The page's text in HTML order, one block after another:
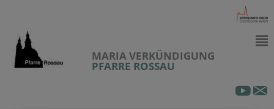
MARIA VERKÜNDIGUNG
PFARRE ROSSAU